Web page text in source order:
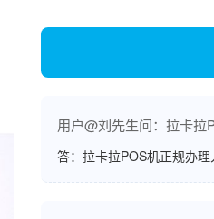
用户@刘先生问：拉卡拉
答：拉卡拉POS机正规办理